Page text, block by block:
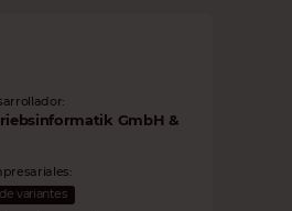
GmbH &
variantes